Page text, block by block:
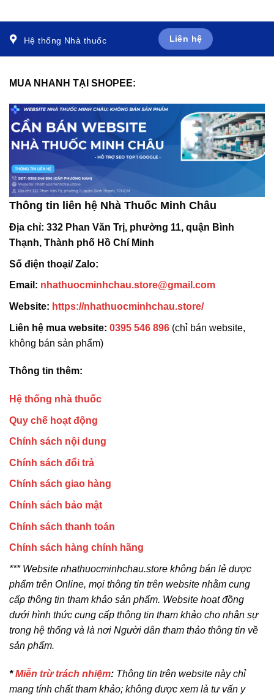
Hệ thống Nhà thuốc Liên hệ
MUA NHANH TẠI SHOPEE:
Thông tin liên hệ Nhà Thuốc Minh Châu
Địa chỉ: 332 Phan Văn Trị, phường 11, quận Bình
Thạnh, Thành phố Hồ Chí Minh
Số điện thoại/ Zalo:
Email: nhathuocminhchau.store@gmail.com
Website: https://nhathuocminhchau.store/
Liên hệ mua website: 0395 546 896 (chỉ bán website,
không bán sản phẩm)
Thông tin thêm:
Hệ thống nhà thuốc
Quy chế hoạt động
Chính sách nội dung
Chính sách đổi trả
Chính sách giao hàng
Chính sách bảo mật
Chính sách thanh toán
Chính sách hàng chính hãng
*** Website nhathuocminhchau.store không bán lẻ dược
phẩm trên Online, mọi thông tin trên website nhằm cung
cấp thông tin tham khảo sản phẩm. Website hoạt đồng
dưới hình thức cung cấp thông tin tham khảo cho nhân sự
trong hệ thống và là nơi Người dân tham thảo thông tin về
sản phẩm.
*Miễn trừ trách nhiệm: Thông tin trên website này chỉ
mang tính chất tham khảo; không được xem là tư vấn y